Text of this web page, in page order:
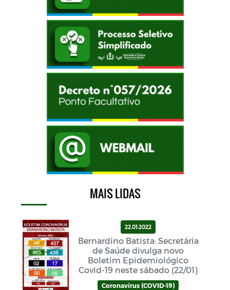
MAIS LIDAS
22.01.2022
Bernardino Batista: Secretária
de Saúde divulga novo
Boletim Epidemiológico
Covid-19 neste sábado (22/01)
Coronavírus (COVID-19)